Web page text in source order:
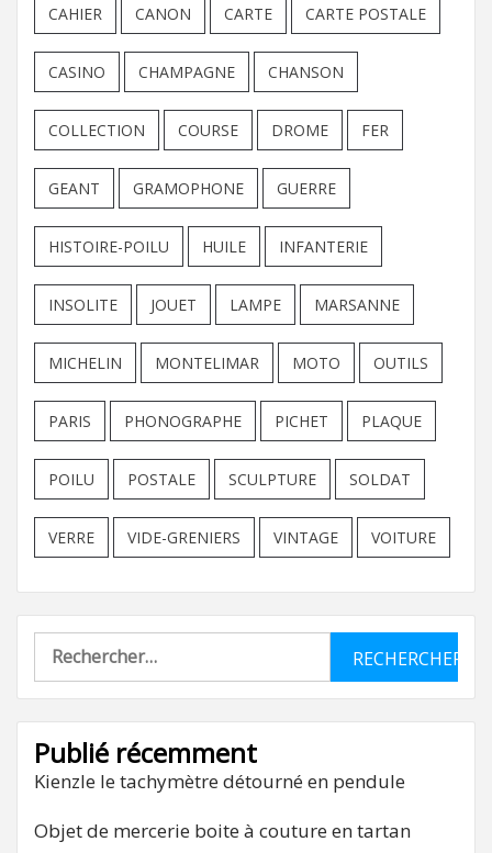
CAHIER CANON CARTE CARTE POSTALE
CASINO CHAMPAGNE CHANSON
COLLECTION COURSE DROME FER
GEANT GRAMOPHONE GUERRE
HISTOIRE-POILU HUILE INFANTERIE
INSOLITE JOUET LAMPE MARSANNE
MICHELIN MONTELIMAR MOTO OUTILS
PARIS PHONOGRAPHE PICHET PLAQUE
POILU POSTALE SCULPTURE SOLDAT
VERRE VIDE-GRENIERS VINTAGE VOITURE
Rechercher :
Publié récemment
Kienzle le tachymètre détourné en pendule
Objet de mercerie boite à couture en tartan